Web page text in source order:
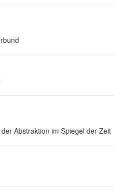
Abstraktion im Spiegel der Zeit